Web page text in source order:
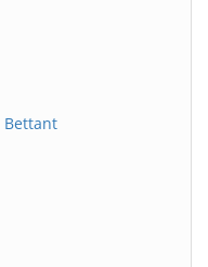
Bettant